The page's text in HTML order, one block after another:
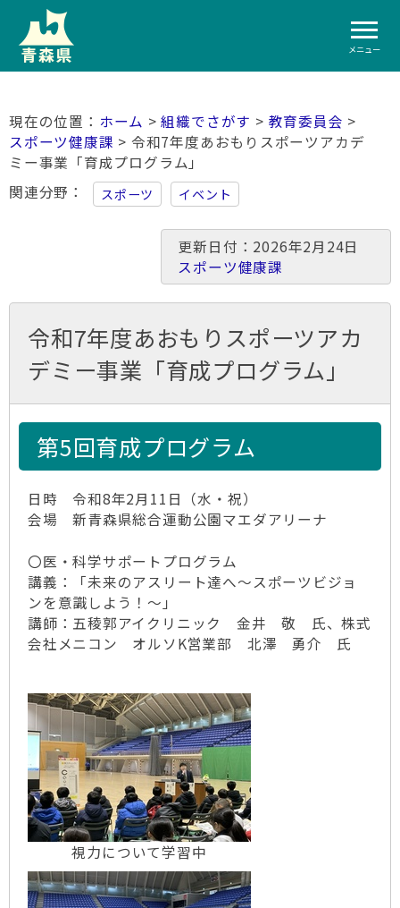
メニュー
ホーム >組織でさがす > 教育委員会 >
スポーツ健康課 > 令和7年度あおもりスポーツアカデ
ミー事業「育成プログラム」
関連分野
スポーツ イベント
更新日付：2026年2月24日
スポーツ健康課
令和7年度あおもりスポーツアカ
デミー事業「育成プログラム」
第5回育成プログラム
日時 令和8年2月11日（水・祝）
会場 新青森県総合運動公園マエダアリーナ
〇医・科学サポートプログラム
講義：「未来のアスリート達へ～スポーツビジョ
ンを意識しよう！～」
講師：五稜郭アイクリニック 金井 敬 氏、株式
会社メニコン オルソK営業部 北澤 勇介 氏
視力について学習中